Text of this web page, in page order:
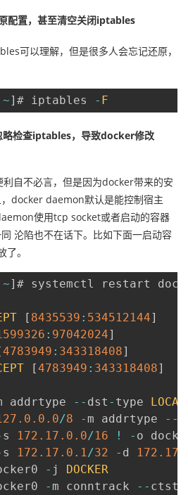
配置，甚至清空关闭iptables
可以理解，但是很多人会忘记还原，
~] # iptables - F
检查iptables，导致docker修改
自不必言，但是因为docker带来的安
docker daemon默认是能控制宿主
使用tcp socket或者启动的容器
沦陷也不在话下。比如下面一启动容
。
~]
[ 8435539 : 534512144]
: 97042024]
4783949 : 343318408]
[4783949 : 343318408]
addrtype -- dst - type LOCAL
.0 .0/8 - m addrtype --
s 172.17 .0 .0/16 ! - o
s 172.17 .0 .1/32 - d 172.17
- j DOCKER
- m conntrack --